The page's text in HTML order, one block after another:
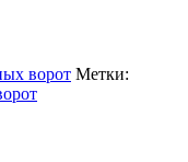
ворот Метки: